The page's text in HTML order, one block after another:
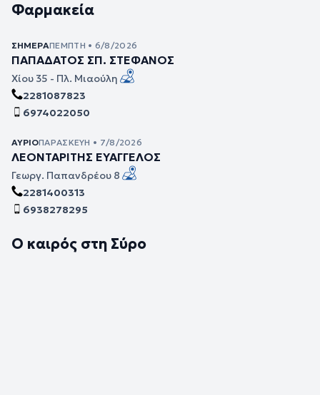
Φαρμακεία
ΣΉΜΕΡΑΠΈΜΠΤΗ • 6/8/2026
ΠΑΠΑΔΑΤΟΣ ΣΠ. ΣΤΕΦΑΝΟΣ
Χίου 35 - Πλ. Μιαούλη
2281087823
6974022050
ΑΎΡΙΟΠΑΡΑΣΚΕΥΉ • 7/8/2026
ΛΕΟΝΤΑΡΙΤΗΣ ΕΥΑΓΓΕΛΟΣ
Γεωργ. Παπανδρέου 8
2281400313
6938278295
Ο καιρός στη Σύρο